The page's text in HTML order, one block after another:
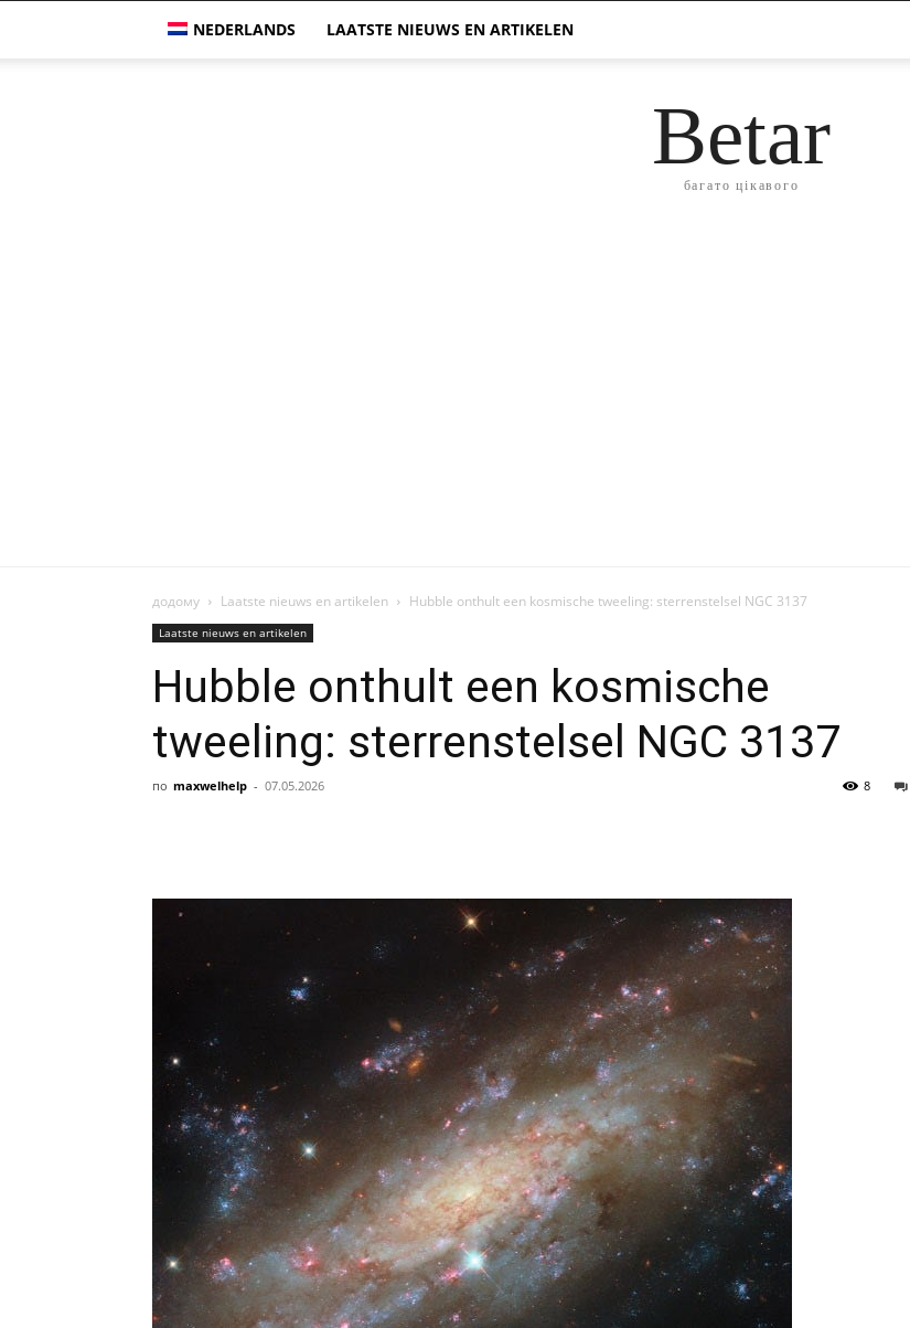
NEDERLANDS LAATSTE NIEUWS EN ARTIKELEN
Betar
багато цікавого
додому Laatste nieuws en artikelen Hubble onthult een kosmische tweeling: sterrenstelsel NGC 3137
Laatste nieuws en artikelen
Hubble onthult een kosmische
tweeling: sterrenstelsel NGC 3137
по maxwelhelp - 07.05.2026 8